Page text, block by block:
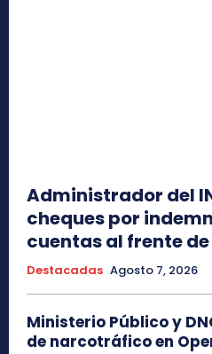
Administrador del
cheques por
cuentas al frente
Destacadas Agosto 7, 2026
Ministerio Público y
de narcotráfico en